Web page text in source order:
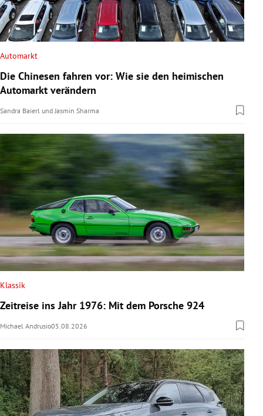
Automarkt
Die Chinesen fahren vor: Wie sie den heimischen
Automarkt verändern
Sandra Baierl und Jasmin Sharma
Klassik
Zeitreise ins Jahr 1976: Mit dem Porsche 924
Michael Andrusio05.08.2026